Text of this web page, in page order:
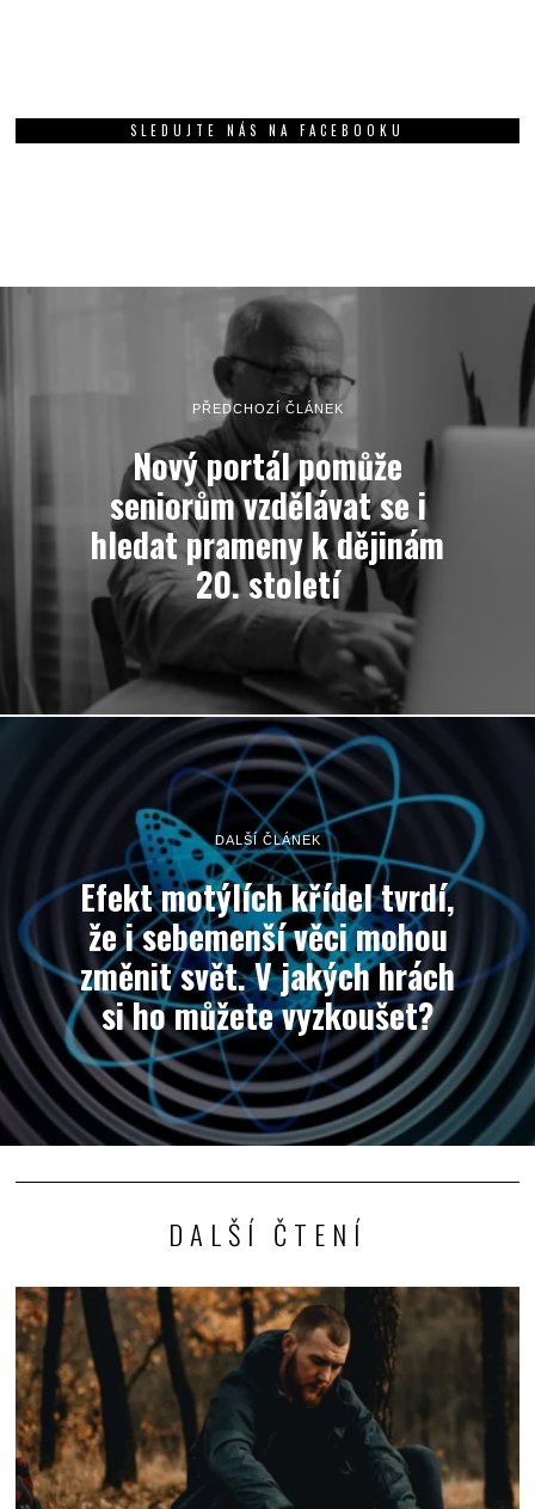
SLEDUJTE NÁS NA FACEBOOKU
PŘEDCHOZÍ ČLÁNEK
Nový portál pomůže
seniorům vzdělávat se i
hledat prameny k dějinám
20. století
DALŠÍ ČLÁNEK
Efekt motýlích křídel tvrdí,
že i sebemenší věci mohou
změnit svět. V jakých hrách
si ho můžete vyzkoušet?
DALŠÍ ČTENÍ